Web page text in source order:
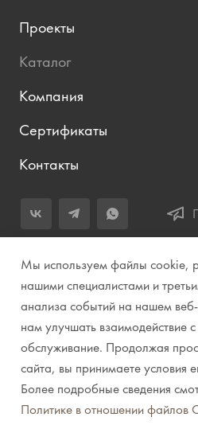
Проекты
Каталог
Компания
Сертификаты
Контакты
+7 (343) 283-04-11
Заказать звонок
info@prirodazvuka.ru
620144, г. Екатеринбург, ул.
«Весенний», 2 этаж,
© 2007-2026 Компания
Видео. Комплексные решения.
Мы используем файлы cookie,
нашими специалистами и
анализа событий на нашем веб-
нам улучшать взаимодействие
обслуживание. Продолжая
сайта, вы принимаете условия
Более подробные сведения
Политике в отношении файлов